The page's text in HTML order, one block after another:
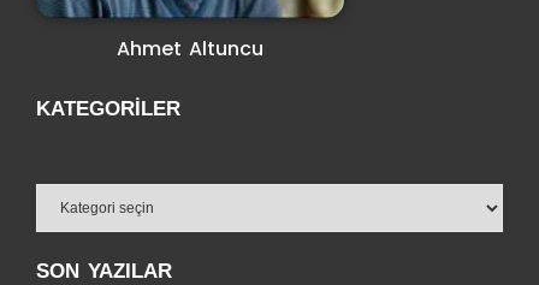
Ahmet Altuncu
KATEGORILER
SON YAZILAR